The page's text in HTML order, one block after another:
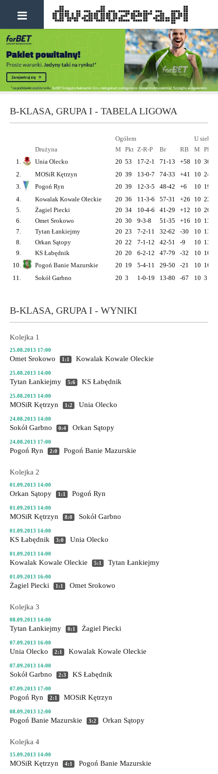
B-KLASA, GRUPA I - TABELA LIGOWA
Ogółem
U siebie
Drużyna
M Pkt Z-R-P Br RB M Pkt
1.
Unia Olecko 20 53 17-2-1 71-13 +58 10 30
2.
MOSiR Kętrzyn 20 39 13-0-7 74-33 +41 10 24
3.
Pogoń Ryn 20 39 12-3-5 48-42 +6 10 19
4.
Kowalak Kowale Oleckie 20 36 11-3-6 57-31 +26 10 22
5.
Żagiel Piecki 20 34 10-4-6 41-29 +12 10 20
6.
Omet Srokowo 20 30 9-3-8 51-35 +16 10 13
7.
Tytan Łankiejmy 20 23 7-2-11 32-62 -30 10 13
8.
Orkan Sątopy 20 22 7-1-12 42-51 -9 10 13
9.
KS Łabędnik 20 20 6-2-12 47-79 -32 10 10
10.
Pogoń Banie Mazurskie 20 19 5-4-11 29-50 -21 10 16
11.
Sokół Garbno 20 3 1-0-19 13-80 -67 10 3
B-KLASA, GRUPA I - WYNIKI
Kolejka 1
25.08.2013 17:00
Omet Srokowo 1:1 Kowalak Kowale Oleckie
25.08.2013 14:00
Tytan Łankiejmy 5:6 KS Łabędnik
25.08.2013 14:00
MOSiR Kętrzyn 1:2 Unia Olecko
24.08.2013 14:00
Sokół Garbno 0:4 Orkan Sątopy
24.08.2013 17:00
Pogoń Ryn 2:0 Pogoń Banie Mazurskie
Kolejka 2
01.09.2013 14:00
Orkan Sątopy 1:1 Pogoń Ryn
01.09.2013 14:00
MOSiR Kętrzyn 8:0 Sokół Garbno
01.09.2013 14:00
KS Łabędnik 3:0 Unia Olecko
01.09.2013 14:00
Kowalak Kowale Oleckie 5:1 Tytan Łankiejmy
01.09.2013 16:00
Żagiel Piecki 1:1 Omet Srokowo
Kolejka 3
08.09.2013 14:00
Tytan Łankiejmy 0:1 Żagiel Piecki
07.09.2013 16:00
Unia Olecko 2:1 Kowalak Kowale Oleckie
07.09.2013 14:00
Sokół Garbno 2:3 KS Łabędnik
07.09.2013 17:00
Pogoń Ryn 2:1 MOSiR Kętrzyn
08.09.2013 12:00
Pogoń Banie Mazurskie 3:2 Orkan Sątopy
Kolejka 4
15.09.2013 14:00
MOSiR Kętrzyn 4:1 Pogoń Banie Mazurskie